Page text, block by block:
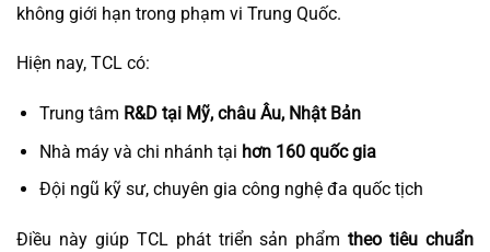
không giới hạn trong phạm vi Trung Quốc.
Hiện nay, TCL có:
Trung tâm R&D tại Mỹ, châu Âu, Nhật Bản
Nhà máy và chi nhánh tại hơn 160 quốc gia
Đội ngũ kỹ sư, chuyên gia công nghệ đa quốc tịch
Điều này giúp TCL phát triển sản phẩmtheo tiêu chuẩn